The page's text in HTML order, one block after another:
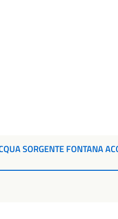
SORGENTE FONTANA